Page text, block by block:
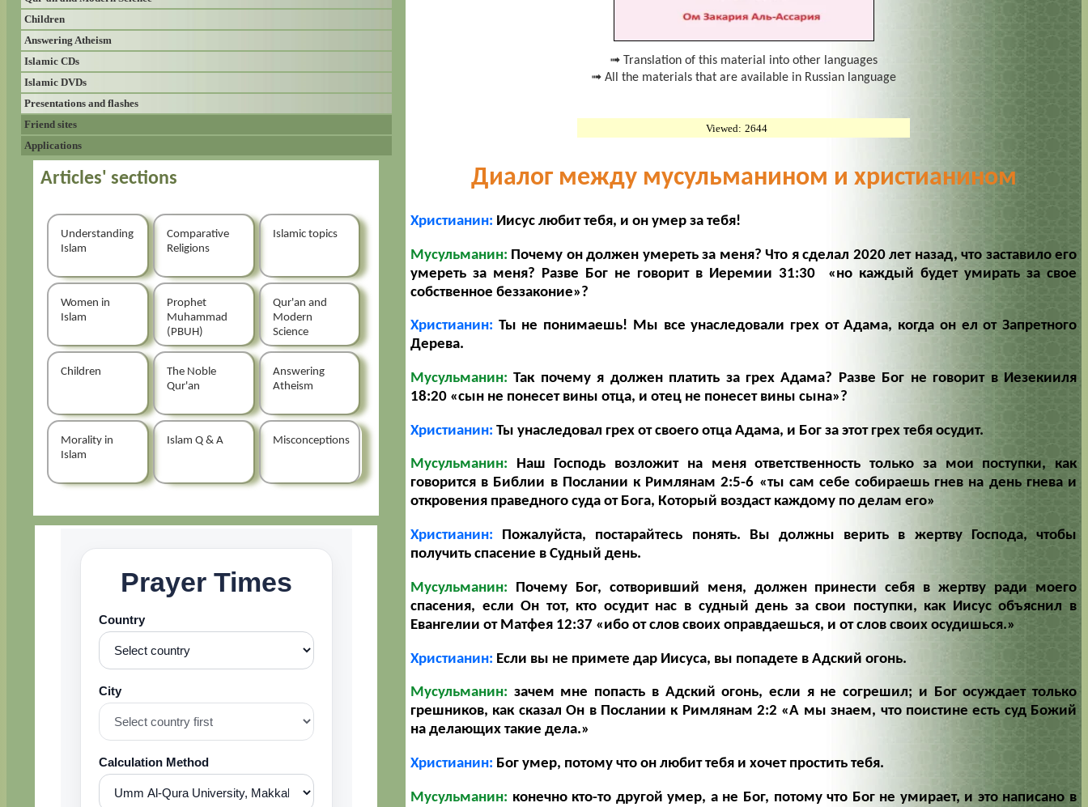
Children
Answering Atheism
Islamic CDs
Islamic DVDs
Presentations and flashes
Friend sites
Applications
Articles' sections
Understanding
Islam
Comparative
Religions
Islamic topics
Women in
Islam
Prophet
Muhammad
(PBUH)
Qur'an and
Modern
Science
Children
The Noble
Qur'an
Answering
Atheism
Morality in
Islam
Islam Q & A Misconceptions
➟ Translation of this material into other languages
➟ All the materials that are available in Russian language
Viewed: 2644
Диалог между мусульманином и христианином
Христианин: Иисус любит тебя, и он умер за тебя!
Мусульманин: Почему он должен умереть за меня? Что я сделал 2020 лет назад, что заставило его
умереть за меня? Разве Бог не говорит в Иеремии 31:30 «но каждый будет умирать за свое
собственное беззаконие»?
Христианин: Ты не понимаешь! Мы все унаследовали грех от Адама, когда он ел от Запретного
Дерева.
Мусульманин: Так почему я должен платить за грех Адама? Разве Бог не говорит в Иезекииля
18:20 «сын не понесет вины отца, и отец не понесет вины сына»?
Христианин: Ты унаследовал грех от своего отца Адама, и Бог за этот грех тебя осудит.
Мусульманин: Наш Господь возложит на меня ответственность только за мои поступки, как
говорится в Библии в Послании к Римлянам 2:5-6 «ты сам себе собираешь гнев на день гнева и
откровения праведного суда от Бога, Который воздаст каждому по делам его»
Христианин: Пожалуйста, постарайтесь понять. Вы должны верить в жертву Господа, чтобы
получить спасение в Судный день.
Мусульманин: Почему Бог, сотворивший меня, должен принести себя в жертву ради моего
спасения, если Он тот, кто осудит нас в судный день за свои поступки, как Иисус объяснил в
Евангелии от Матфея 12:37 «ибо от слов своих оправдаешься, и от слов своих осудишься.»
Христианин: Если вы не примете дар Иисуса, вы попадете в Адский огонь.
Мусульманин: зачем мне попасть в Адский огонь, если я не согрешил; и Бог осуждает только
грешников, как сказал Он в Послании к Римлянам 2:2 «А мы знаем, что поистине есть суд Божий
на делающих такие дела.»
Христианин: Бог умер, потому что он любит тебя и хочет простить тебя.
Мусульманин: конечно кто-то другой умер, а не Бог, потому что Бог не умирает, и это написано в